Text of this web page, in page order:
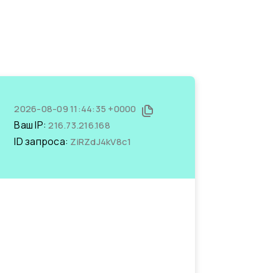
2026-08-09 11:44:35 +0000
Ваш IP:216.73.216.168
ID запроса: ZiRZdJ4kV8c1